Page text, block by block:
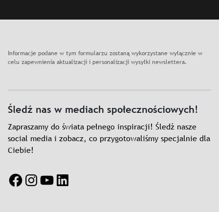
Informacje podane w tym formularzu zostaną wykorzystane wyłącznie w
celu zapewnienia aktualizacji i personalizacji wysyłki newslettera.
Śledź nas w mediach społecznościowych!
Zapraszamy do świata pełnego inspiracji! Śledź nasze
social media i zobacz, co przygotowaliśmy specjalnie dla
Ciebie!
Facebook
Instagram
YouTube
LinkedIn